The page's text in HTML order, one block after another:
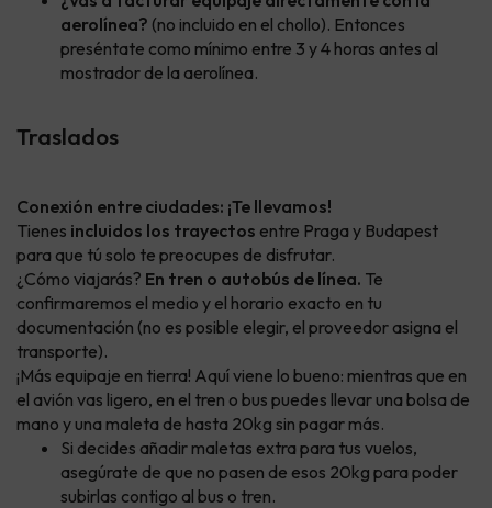
aerolínea? (no incluido en el chollo). Entonces
preséntate como mínimo entre 3 y 4 horas antes al
mostrador de la aerolínea.
Traslados
Conexión entre ciudades: ¡Te llevamos!
Tienes incluidos los trayectos entre Praga y Budapest
para que tú solo te preocupes de disfrutar.
¿Cómo viajarás? En tren o autobús de línea. Te
confirmaremos el medio y el horario exacto en tu
documentación (no es posible elegir, el proveedor asigna el
transporte).
¡Más equipaje en tierra! Aquí viene lo bueno: mientras que en
el avión vas ligero, en el tren o bus puedes llevar una bolsa de
mano y una maleta de hasta 20kg sin pagar más.
Si decides añadir maletas extra para tus vuelos,
asegúrate de que no pasen de esos 20kg para poder
subirlas contigo al bus o tren.